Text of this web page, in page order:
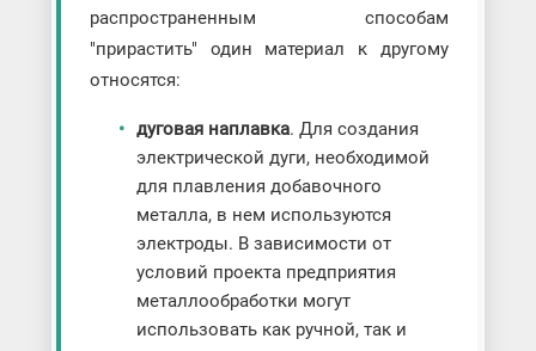
распространенным способам
"прирастить" один материал к другому
относятся:
дуговая наплавка. Для создания
электрической дуги, необходимой
для плавления добавочного
металла, в нем используются
электроды. В зависимости от
условий проекта предприятия
металлообработки могут
использовать как ручной, так и